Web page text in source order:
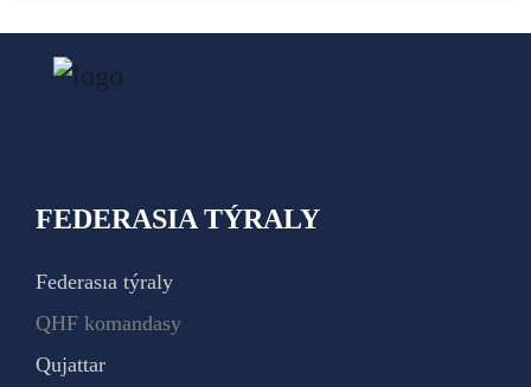
FEDERASIA TÝRALY
Federasıa týraly
QHF komandasy
Qujattar